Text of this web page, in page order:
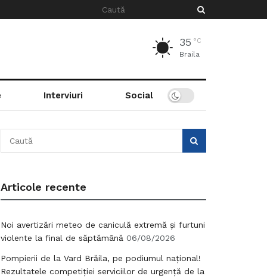
35 °C
Braila
Interviuri Social
Articole recente
Noi avertizări meteo de caniculă extremă și furtuni
violente la final de săptămână 06/08/2026
Pompierii de la Vard Brăila, pe podiumul național!
Rezultatele competiției serviciilor de urgență de la